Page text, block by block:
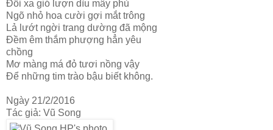
Đồi xa gió lượn dìu mây phủ
Ngõ nhỏ hoa cười gợi mắt trông
Lả lướt ngời trang dường đã mộng
Đềm êm thắm phượng hẳn yêu
chồng
Mơ màng má đỏ tươi nồng vậy
Để những tim trào bậu biết không.
Ngày 21/2/2016
Tác giả: Vũ Song